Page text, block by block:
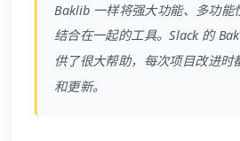
Baklib一样将强大功能、多功能
结合在一起的工具。Slack 的
供了很大帮助，每次项目改进时
和更新。